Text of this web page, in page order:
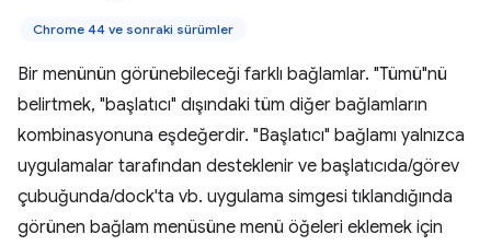
Chrome 44 ve sonraki sürümler
Bir menünün görünebileceği farklı bağlamlar. "Tümü"nü
belirtmek, "başlatıcı" dışındaki tüm diğer bağlamların
kombinasyonuna eşdeğerdir. "Başlatıcı" bağlamı yalnızca
uygulamalar tarafından desteklenir ve başlatıcıda/görev
çubuğunda/dock'ta vb. uygulama simgesi tıklandığında
görünen bağlam menüsüne menü öğeleri eklemek için